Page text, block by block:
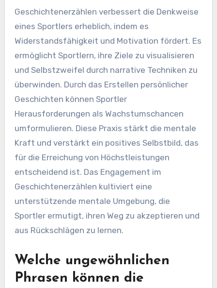
Geschichtenerzählen verbessert die Denkweise
eines Sportlers erheblich, indem es
Widerstandsfähigkeit und Motivation fördert. Es
ermöglicht Sportlern, ihre Ziele zu visualisieren
und Selbstzweifel durch narrative Techniken zu
überwinden. Durch das Erstellen persönlicher
Geschichten können Sportler
Herausforderungen als Wachstumschancen
umformulieren. Diese Praxis stärkt die mentale
Kraft und verstärkt ein positives Selbstbild, das
für die Erreichung von Höchstleistungen
entscheidend ist. Das Engagement im
Geschichtenerzählen kultiviert eine
unterstützende mentale Umgebung, die
Sportler ermutigt, ihren Weg zu akzeptieren und
aus Rückschlägen zu lernen.
Welche ungewöhnlichen
Phrasen können die